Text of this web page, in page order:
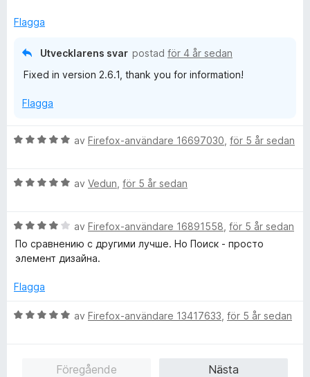
g
5
Flagga
Utvecklarens svar postad för 4 år sedan
Fixed in version 2.6.1, thank you for information!
Flagga
B
y
a
t
t
a
5
av Firefox-användare 16697030 för 5 år sedan
B
y
g
s
t
5
av Vedun för 5 år sedan
B
e
t
g
a
av Firefox-användare 16891558 för 5 år sedan
По сравнению с другими лучше. Но Поиск - просто
элемент дизайна.
Flagga
B
av Firefox-användare 13417633 för 5 år sedan
Föregående
Nästa